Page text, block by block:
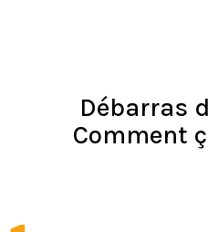
Débarras
Comment